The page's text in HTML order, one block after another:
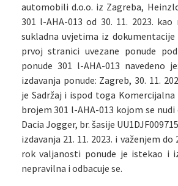
automobili d.o.o. iz Zagreba,
301 l-AHA-013 od 30. 11. 2023.
sukladna uvjetima iz
prvoj stranici uvezane ponude
ponude 301 l-AHA-013 navedeno
izdavanja ponude: Zagreb, 30. 11.
je Sadržaj i ispod toga
brojem 301 l-AHA-013 kojom se
Dacia Jogger, br. šasije
izdavanja 21. 11. 2023. i važenjem do
rok valjanosti ponude je istekao i
nepravilna i odbacuje se.